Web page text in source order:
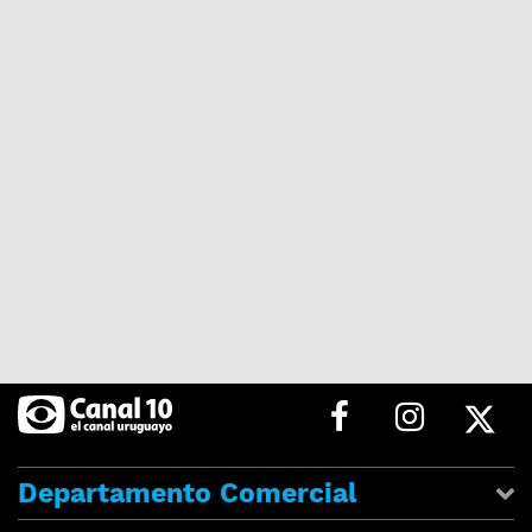
Departamento Comercial